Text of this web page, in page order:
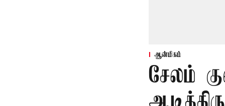
ஆன்மிகம்
சேலம்